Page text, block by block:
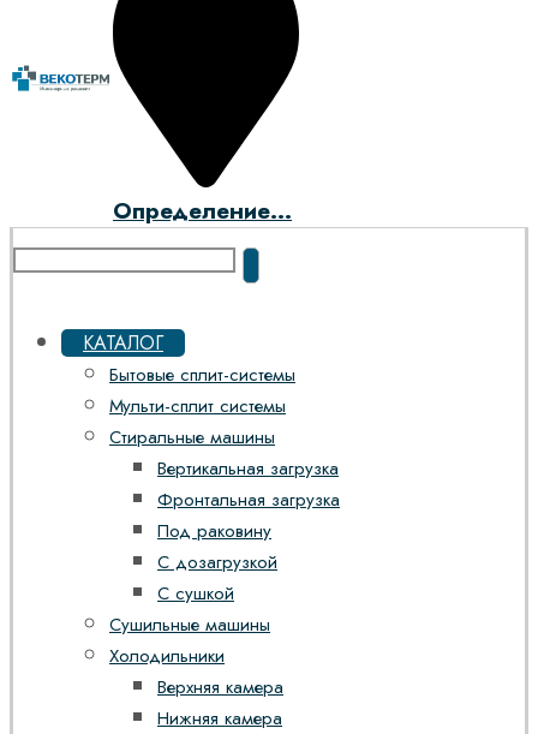
Определение...
КАТАЛОГ
Бытовые сплит-системы
Мульти-сплит системы
Стиральные машины
Вертикальная загрузка
Фронтальная загрузка
Под раковину
С дозагрузкой
С сушкой
Сушильные машины
Холодильники
Верхняя камера
Нижняя камера